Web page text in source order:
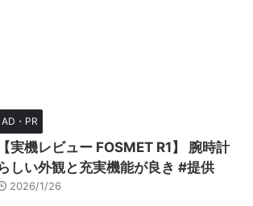
AD・PR
【実機レビュー FOSMET R1】 腕時計
らしい外観と充実機能が良き #提供
2026/1/26